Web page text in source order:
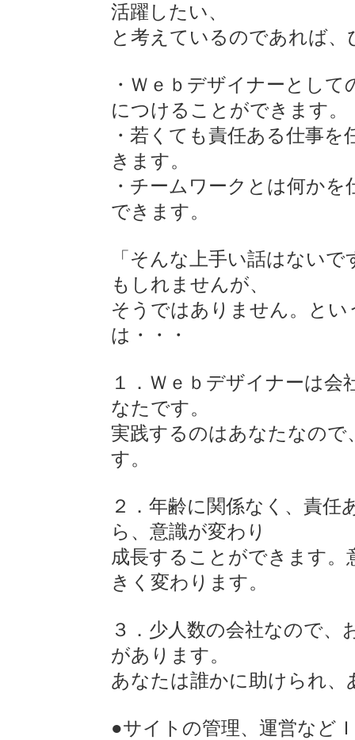
活躍したい、
と考えているのであれば
・Ｗｅｂデザイナーとし
につけることができます。
・若くても責任ある仕事
きます。
・チームワークとは何か
できます。
「そんな上手い話はない
もしれませんが、
そうではありません。と
は・・・
１．Ｗｅｂデザイナーは
なたです。
実践するのはあなたなの
す。
２．年齢に関係なく、責
ら、意識が変わり
成長することができます。
きく変わります。
３．少人数の会社なので
があります。
あなたは誰かに助けられ
●サイトの管理、運営など